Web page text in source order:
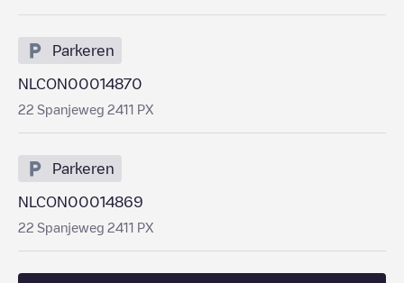
Parkeren
NLCON00014870
22 Spanjeweg 2411 PX
Parkeren
NLCON00014869
22 Spanjeweg 2411 PX